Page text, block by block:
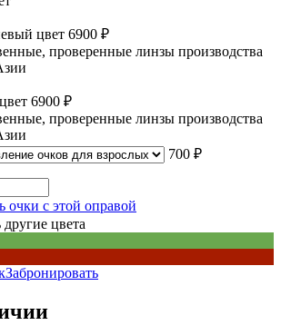
цвет 6900 ₽
проверенные линзы производства
6900 ₽
проверенные линзы производства
700 ₽
очки с этой оправой
цвета
Забронировать